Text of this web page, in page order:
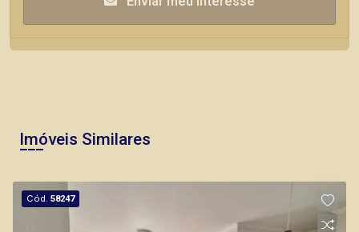
Imóveis Similares
Cód.58247